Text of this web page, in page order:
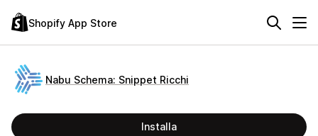
Shopify App Store
Nabu Schema: Snippet Ricchi
Installa